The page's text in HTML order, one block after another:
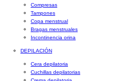
Compresas
Tampones
Copa menstrual
Bragas menstruales
Incontinencia orina
DEPILACIÓN
Cera depilatoria
Cuchillas depilatorias